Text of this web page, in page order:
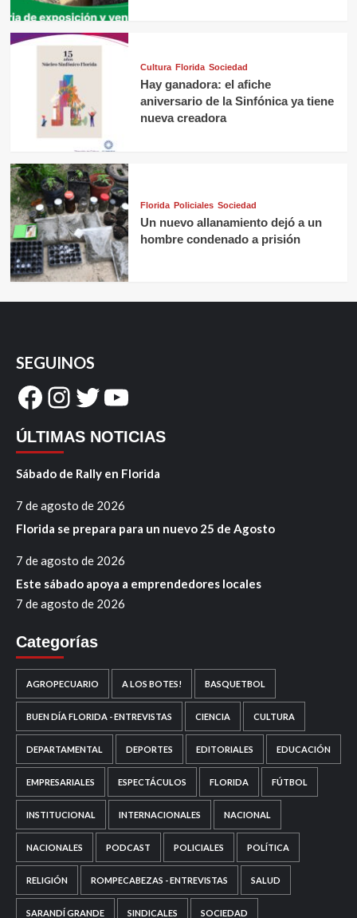
Cultura Florida Sociedad
Hay ganadora: el afiche
aniversario de la Sinfónica ya tiene
nueva creadora
Florida Policiales Sociedad
Un nuevo allanamiento dejó a un
hombre condenado a prisión
SEGUINOS
Facebook
Instagram
Twitter
YouTube
ÚLTIMAS NOTICIAS
Sábado de Rally en Florida
7 de agosto de 2026
Florida se prepara para un nuevo 25 de Agosto
7 de agosto de 2026
Este sábado apoya a emprendedores locales
7 de agosto de 2026
Categorías
AGROPECUARIO A LOS BOTES! BASQUETBOL
BUEN DÍA FLORIDA - ENTREVISTAS CIENCIA CULTURA
DEPARTAMENTAL DEPORTES EDITORIALES EDUCACIÓN
EMPRESARIALES ESPECTÁCULOS FLORIDA FÚTBOL
INSTITUCIONAL INTERNACIONALES NACIONAL
NACIONALES PODCAST POLICIALES POLÍTICA
RELIGIÓN ROMPECABEZAS - ENTREVISTAS SALUD
SARANDÍ GRANDE SINDICALES SOCIEDAD